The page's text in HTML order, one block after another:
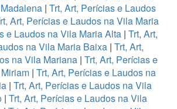
| Trt, Art, Perícias e Laudos
Art, Perícias e Laudos na Vila Maria
e Laudos na Vila Maria Alta | Trt, Art,
na Vila Maria Baixa| Trt, Art,
na Vila Mariana| Trt, Art, Perícias e
| Trt, Art, Perícias e Laudos na
| Trt, Art, Perícias e Laudos na Vila
| Trt, Art, Perícias e Laudos na Vila